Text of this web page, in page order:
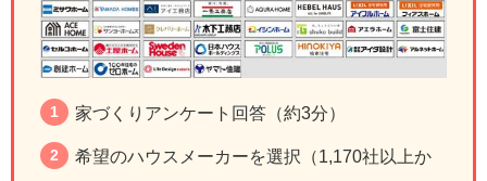
家づくりアンケート回答（約3分）
希望のハウスメーカーを選択（1,170社以上か